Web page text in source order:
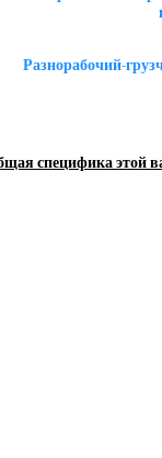
Разнорабочий-
специфика этой